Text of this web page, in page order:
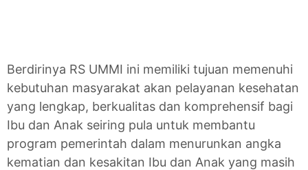
Berdirinya RS UMMI ini memiliki tujuan memenuhi
kebutuhan masyarakat akan pelayanan kesehatan
yang lengkap, berkualitas dan komprehensif bagi
Ibu dan Anak seiring pula untuk membantu
program pemerintah dalam menurunkan angka
kematian dan kesakitan Ibu dan Anak yang masih